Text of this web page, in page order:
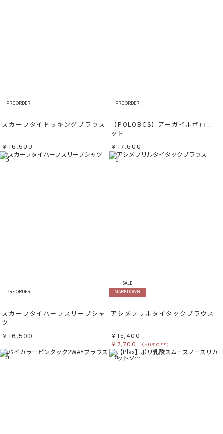
PRE ORDER
スカーフタイドッキングブラウス
￥16,500
PRE ORDER
【POLOBCS】アーガイルポロニ
ット
￥17,600
3
PRE ORDER
スカーフタイハーフスリーブシャ
ツ
￥16,500
4
SALE
MARKDOWN
アシメフリルタイタックブラウス
￥15,400
￥7,700
（50%OFF）
5 6